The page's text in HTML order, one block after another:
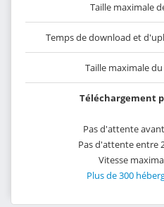
Taille maximale
Temps de download et
Taille maximale
Téléchargement
Pas d'attente
Pas d'attente entre
Vitesse
Plus de 300